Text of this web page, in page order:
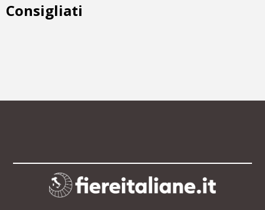
Consigliati